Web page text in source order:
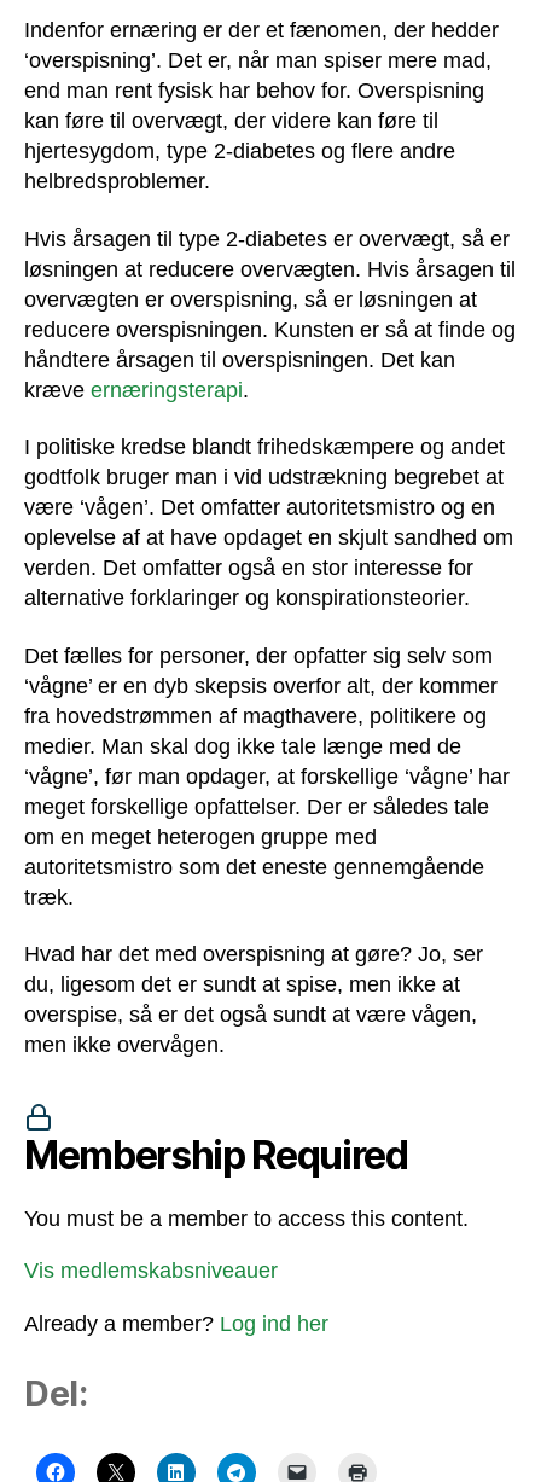
Indenfor ernæring er der et fænomen, der hedder
‘overspisning’. Det er, når man spiser mere mad,
end man rent fysisk har behov for. Overspisning
kan føre til overvægt, der videre kan føre til
hjertesygdom, type 2-diabetes og flere andre
helbredsproblemer.
Hvis årsagen til type 2-diabetes er overvægt, så er
løsningen at reducere overvægten. Hvis årsagen til
overvægten er overspisning, så er løsningen at
reducere overspisningen. Kunsten er så at finde og
håndtere årsagen til overspisningen. Det kan
kræve ernæringsterapi.
I politiske kredse blandt frihedskæmpere og andet
godtfolk bruger man i vid udstrækning begrebet at
være ‘vågen’. Det omfatter autoritetsmistro og en
oplevelse af at have opdaget en skjult sandhed om
verden. Det omfatter også en stor interesse for
alternative forklaringer og konspirationsteorier.
Det fælles for personer, der opfatter sig selv som
‘vågne’ er en dyb skepsis overfor alt, der kommer
fra hovedstrømmen af magthavere, politikere og
medier. Man skal dog ikke tale længe med de
‘vågne’, før man opdager, at forskellige ‘vågne’ har
meget forskellige opfattelser. Der er således tale
om en meget heterogen gruppe med
autoritetsmistro som det eneste gennemgående
træk.
Hvad har det med overspisning at gøre? Jo, ser
du, ligesom det er sundt at spise, men ikke at
overspise, så er det også sundt at være vågen,
men ikke overvågen.
Membership Required
You must be a member to access this content.
Vis medlemskabsniveauer
Already a member? Log ind her
Del: